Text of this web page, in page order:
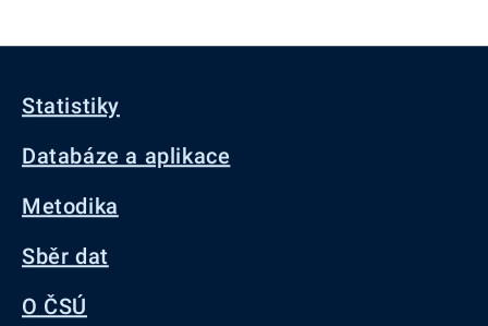
Statistiky
Databáze a aplikace
Metodika
Sběr dat
O ČSÚ